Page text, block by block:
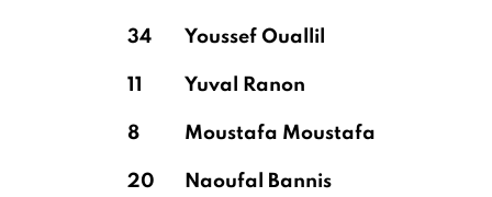
34 Youssef Ouallil
11 Yuval Ranon
8 Moustafa Moustafa
20 Naoufal Bannis